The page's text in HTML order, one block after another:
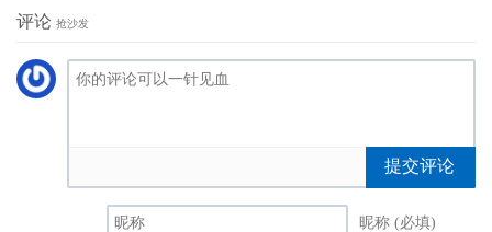
评论 抢沙发
提交评论
昵称 (必填)